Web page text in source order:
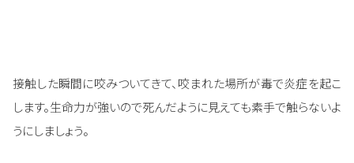
接触した瞬間に咬みついてきて、咬まれた場所が毒で炎症を起こ
します。生命力が強いので死んだように見えても素手で触らないよ
うにしましょう。